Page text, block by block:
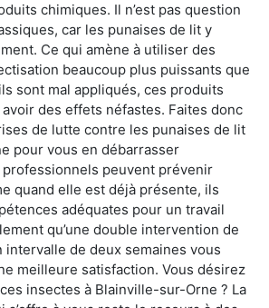
chimiques. Il n’est pas question
car les punaises de lit y
Ce qui amène à utiliser des
beaucoup plus puissants que
sont mal appliqués, ces produits
des effets néfastes. Faites donc
de lutte contre les punaises de lit
pour vous en débarrasser
peuvent prévenir
quand elle est déjà présente, ils
adéquates pour un travail
qu’une double intervention de
intervalle de deux semaines vous
meilleure satisfaction. Vous désirez
insectes à Blainville-sur-Orne ? La